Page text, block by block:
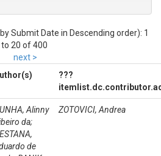
Submit Date in Descending order): 1
to 20 of 400
next >
???
Alinny
da;
de
ZOTOVICI, Andrea